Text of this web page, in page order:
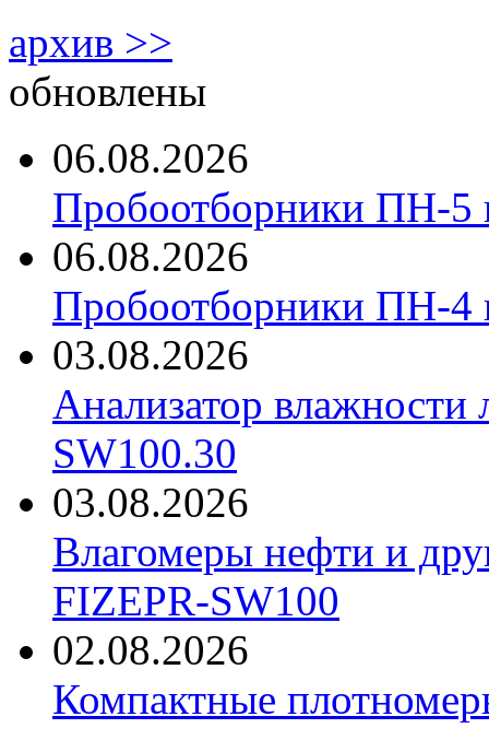
архив >>
обновлены
06.08.2026
Пробоотборники ПН-
06.08.2026
Пробоотборники ПН-
03.08.2026
Анализатор
SW100.30
03.08.2026
Влагомеры нефти и
FIZEPR-SW100
02.08.2026
Компактные